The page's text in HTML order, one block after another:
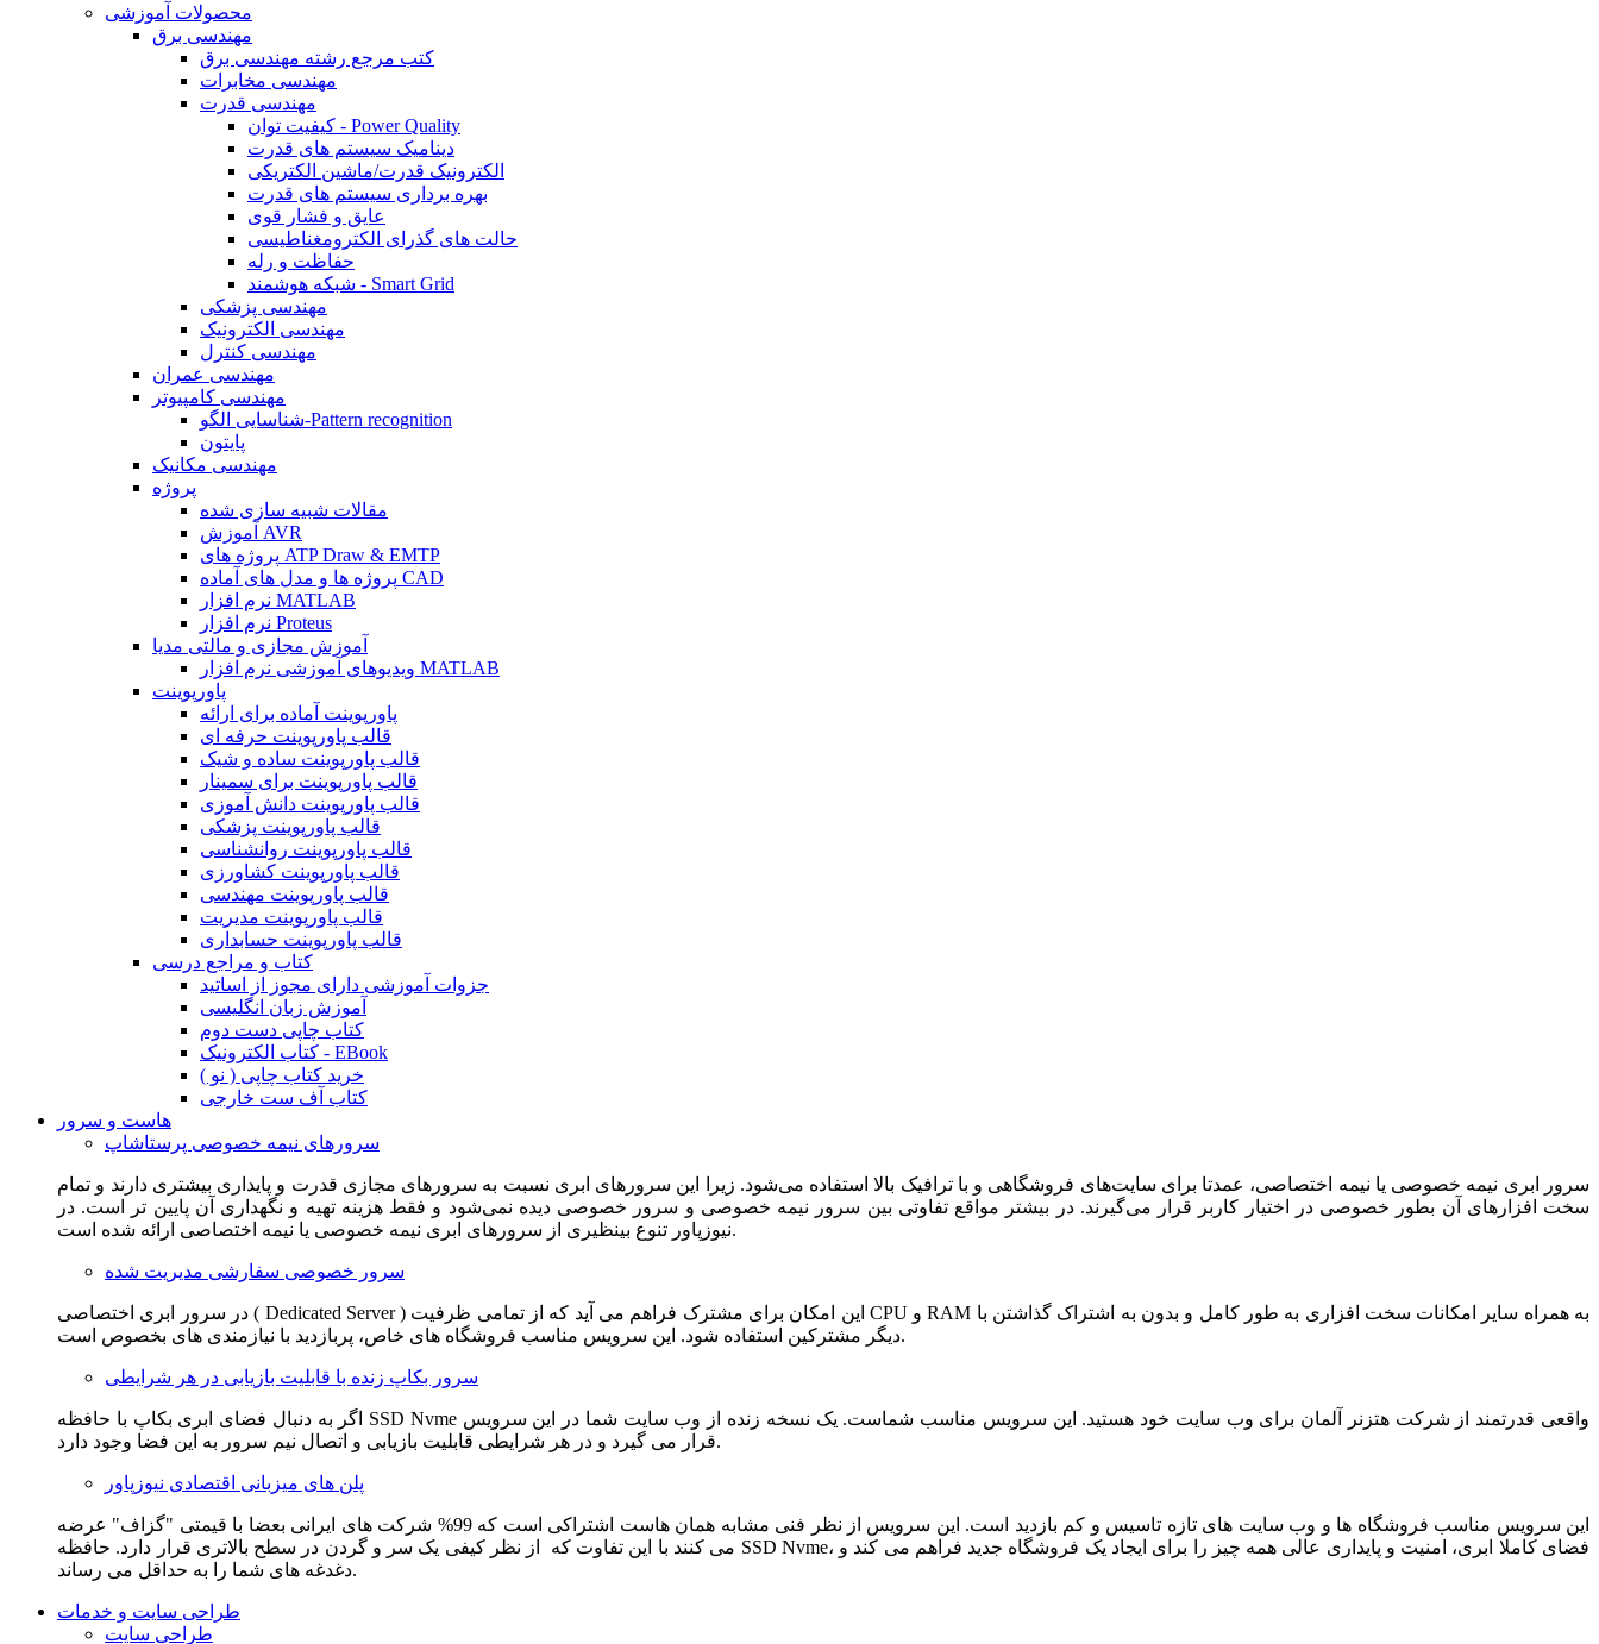
محصولات آموزشی
مهندسی برق
کتب مرجع رشته مهندسی برق
مهندسی مخابرات
مهندسی قدرت
کیفیت توان - Power Quality
دینامیک سیستم های قدرت
الکترونیک قدرت/ماشین الکتریکی
بهره برداری سیستم های قدرت
عایق و فشار قوی
حالت های گذرای الکترومغناطیسی
حفاظت و رله
شبکه هوشمند - Smart Grid
مهندسی پزشکی
مهندسی الکترونیک
مهندسی کنترل
مهندسی عمران
مهندسی کامپیوتر
شناسایی الگو-Pattern recognition
پایتون
مهندسی مکانیک
پروژه
مقالات شبیه سازی شده
آموزش AVR
پروژه های ATP Draw & EMTP
پروژه ها و مدل های آماده CAD
نرم افزار MATLAB
نرم افزار Proteus
آموزش مجازی و مالتی مدیا
ویدیوهای آموزشی نرم افزار MATLAB
پاورپوینت
پاورپوینت آماده برای ارائه
قالب پاورپوینت حرفه ای
قالب پاورپوینت ساده و شیک
قالب پاورپوینت برای سمینار
قالب پاورپوینت دانش آموزی
قالب پاورپوینت پزشکی
قالب پاورپوینت روانشناسی
قالب پاورپوینت کشاورزی
قالب پاورپوینت مهندسی
قالب پاورپوینت مدیریت
قالب پاورپوینت حسابداری
کتاب و مراجع درسی
جزوات آموزشی دارای مجوز از اساتید
آموزش زبان انگلیسی
کتاب چاپی دست دوم
کتاب الکترونیک - EBook
خرید کتاب چاپی ( نو )
کتاب آف ست خارجی
هاست و سرور
سرورهای نیمه خصوصی پرستاشاپ
سرور ابری نیمه خصوصی یا نیمه اختصاصی، عمدتا برای سایت‌های فروشگاهی و با ترافیک بالا استفاده می‌شود. زیرا این سرورهای ابری نسبت به سرورهای مجازی قدرت و پایداری بیشتری دارند و تمام
سخت افزارهای آن بطور خصوصی در اختیار کاربر قرار می‌گیرند. در بیشتر مواقع تفاوتی بین سرور نیمه خصوصی و سرور خصوصی دیده نمی‌شود و فقط هزینه تهیه و نگهداری آن پایین تر است. در
نیوزپاور تنوع بینظیری از سرورهای ابری نیمه خصوصی یا نیمه اختصاصی ارائه شده است.
سرور خصوصی سفارشی مدیریت شده
در سرور ابری اختصاصی ( Dedicated Server ) این امکان برای مشترک فراهم می آید که از تمامی ظرفیت CPU و RAM به همراه سایر امکانات سخت افزاری به طور کامل و بدون به اشتراک گذاشتن با
دیگر مشترکین استفاده شود. این سرویس مناسب فروشگاه های خاص، پربازدید با نیازمندی های بخصوص است.
سرور بکاپ زنده با قابلیت بازیابی در هر شرایطی
اگر به دنبال فضای ابری بکاپ با حافظه SSD Nvme واقعی قدرتمند از شرکت هتزنر آلمان برای وب سایت خود هستید. این سرویس مناسب شماست. یک نسخه زنده از وب سایت شما در این سرویس
قرار می گیرد و در هر شرایطی قابلیت بازیابی و اتصال نیم سرور به این فضا وجود دارد.
پلن های میزبانی اقتصادی نیوزپاور
این سرویس مناسب فروشگاه ها و وب سایت های تازه تاسیس و کم بازدید است. این سرویس از نظر فنی مشابه همان هاست اشتراکی است که 99% شرکت های ایرانی بعضا با قیمتی "گزاف" عرضه
می کنند با این تفاوت که از نظر کیفی یک سر و گردن در سطح بالاتری قرار دارد. حافظه SSD Nvme، فضای کاملا ابری، امنیت و پایداری عالی همه چیز را برای ایجاد یک فروشگاه جدید فراهم می کند و
دغدغه های شما را به حداقل می رساند.
طراحی سایت و خدمات
طراحی سایت